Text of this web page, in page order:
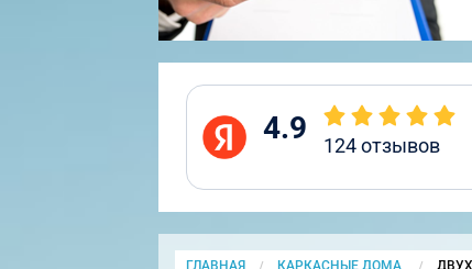
4.9 124отзывов
ГЛАВНАЯ КАРКАСНЫЕ ДОМА